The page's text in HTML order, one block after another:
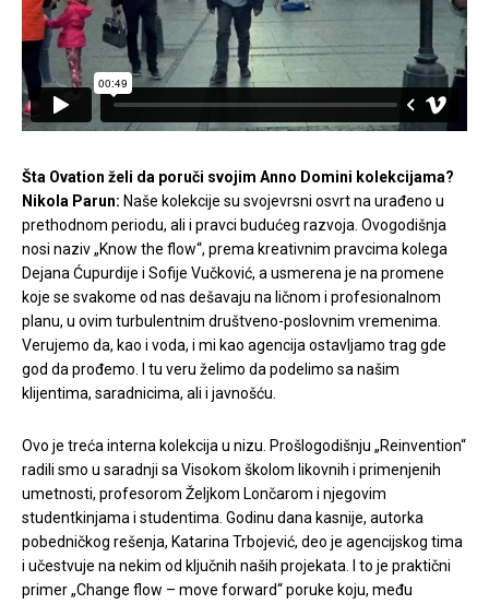
Šta Ovation želi da poruči svojim Anno Domini kolekcijama?
Nikola Parun: Naše kolekcije su svojevrsni osvrt na urađeno u
prethodnom periodu, ali i pravci budućeg razvoja. Ovogodišnja
nosi naziv „Know the flow“, prema kreativnim pravcima kolega
Dejana Ćupurdije i Sofije Vučković, a usmerena je na promene
koje se svakome od nas dešavaju na ličnom i profesionalnom
planu, u ovim turbulentnim društveno-poslovnim vremenima.
Verujemo da, kao i voda, i mi kao agencija ostavljamo trag gde
god da prođemo. I tu veru želimo da podelimo sa našim
klijentima, saradnicima, ali i javnošću.
Ovo je treća interna kolekcija u nizu. Prošlogodišnju „Reinvention“
radili smo u saradnji sa Visokom školom likovnih i primenjenih
umetnosti, profesorom Željkom Lončarom i njegovim
studentkinjama i studentima. Godinu dana kasnije, autorka
pobedničkog rešenja, Katarina Trbojević, deo je agencijskog tima
i učestvuje na nekim od ključnih naših projekata. I to je praktični
primer „Change flow – move forward“ poruke koju, među